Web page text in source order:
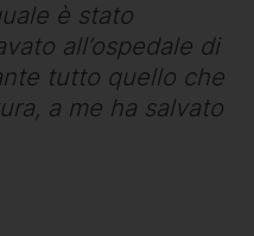
è stato
all’ospedale di
tutto quello che
a me ha salvato